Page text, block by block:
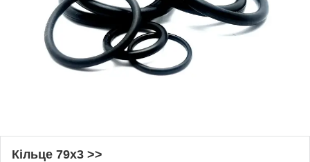
Кільце 79х3 >>